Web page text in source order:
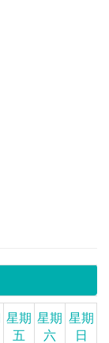
星期
五
星期
六
星期
日